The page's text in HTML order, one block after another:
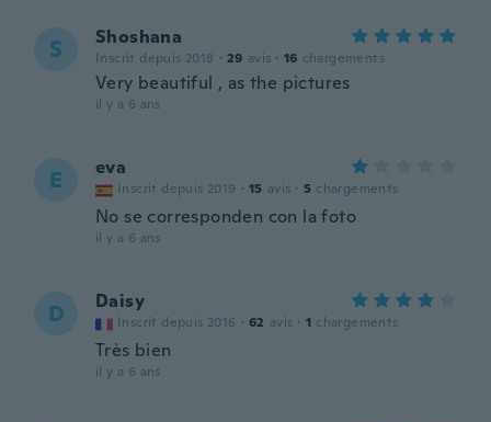
S Shoshana
Inscrit depuis 2018 · 29 avis · 16 chargements
Very beautiful , as the pictures
il y a 6 ans
E eva
Inscrit depuis 2019 · 15 avis · 5 chargements
No se corresponden con la foto
il y a 6 ans
D Daisy
Inscrit depuis 2016 · 62 avis · 1 chargements
Très bien
il y a 6 ans